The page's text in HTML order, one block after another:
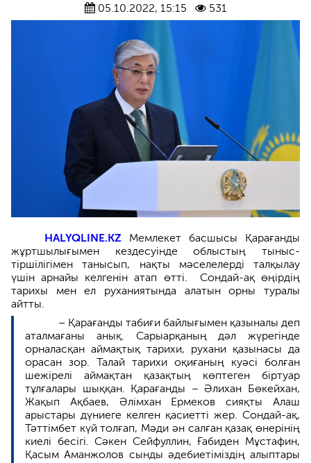
05.10.2022, 15:15 531
HALYQLINE.KZ Мемлекет басшысы Қарағанды
жұртшылығымен кездесуінде облыстың тыныс-
тіршілігімен танысып, нақты мәселелерді талқылау
үшін арнайы келгенін атап өтті. Сондай-ақ өңірдің
тарихы мен ел руханиятында алатын орны туралы
айтты.
– Қарағанды табиғи байлығымен қазыналы деп
аталмағаны анық. Сарыарқаның дәл жүрегінде
орналасқан аймақтық тарихи, рухани қазынасы да
орасан зор. Талай тарихи оқиғаның куәсі болған
шежірелі аймақтан қазақтың көптеген біртуар
тұлғалары шыққан. Қарағанды – Әлихан Бөкейхан,
Жақып Ақбаев, Әлімхан Ермеков сияқты Алаш
арыстары дүниеге келген қасиетті жер. Сондай-ақ,
Тәттімбет күй толғап, Мәди ән салған қазақ өнерінің
киелі бесігі. Сәкен Сейфуллин, Ғабиден Мұстафин,
Қасым Аманжолов сынды әдебиетіміздің алыптары